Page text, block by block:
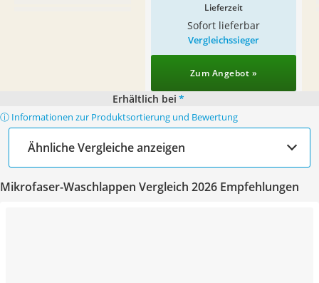
Lieferzeit
Sofort lieferbar
Vergleichssieger
Zum Angebot »
Erhältlich bei *
ⓘ Informationen zur Produktsortierung und Bewertung
Ähnliche Vergleiche anzeigen
Mikrofaser-Waschlappen Vergleich 2026 Empfehlungen